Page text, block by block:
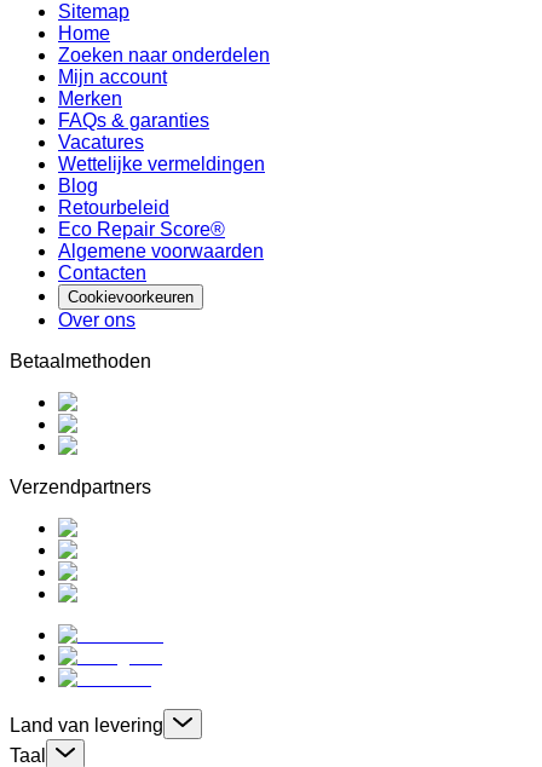
Sitemap
Home
Zoeken naar onderdelen
Mijn account
Merken
FAQs & garanties
Vacatures
Wettelijke vermeldingen
Blog
Retourbeleid
Eco Repair Score®
Algemene voorwaarden
Contacten
Cookievoorkeuren
Over ons
Betaalmethoden
Verzendpartners
Land van levering
Taal